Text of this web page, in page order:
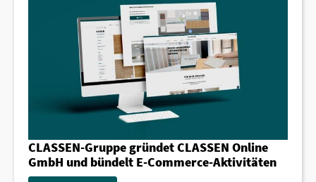
CLASSEN-Gruppe gründet CLASSEN Online
GmbH und bündelt E-Commerce-Aktivitäten